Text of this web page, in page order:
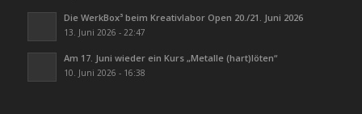
Die WerkBox³ beim Kreativlabor Open 20./21. Juni 2026
13. Juni 2026 - 22:47
Am 17. Juni wieder ein Kurs „Metalle (hart)löten“
10. Juni 2026 - 16:38